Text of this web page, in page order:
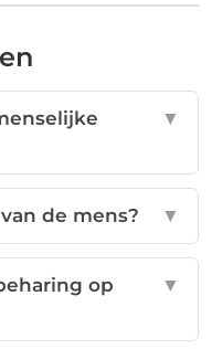
▼
de mens? ▼
op
▼